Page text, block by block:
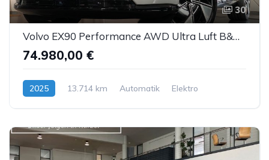
30
Volvo EX90 Performance AWD Ultra Luft B&W ACC AHK 7S
74.980,00 €
2025 13.714 km Automatik Elektro